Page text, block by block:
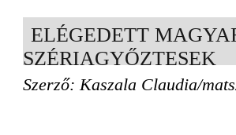
ELÉGEDETT
SZÉRIAGYŐZTESEK
Szerző: Kaszala Claudia/